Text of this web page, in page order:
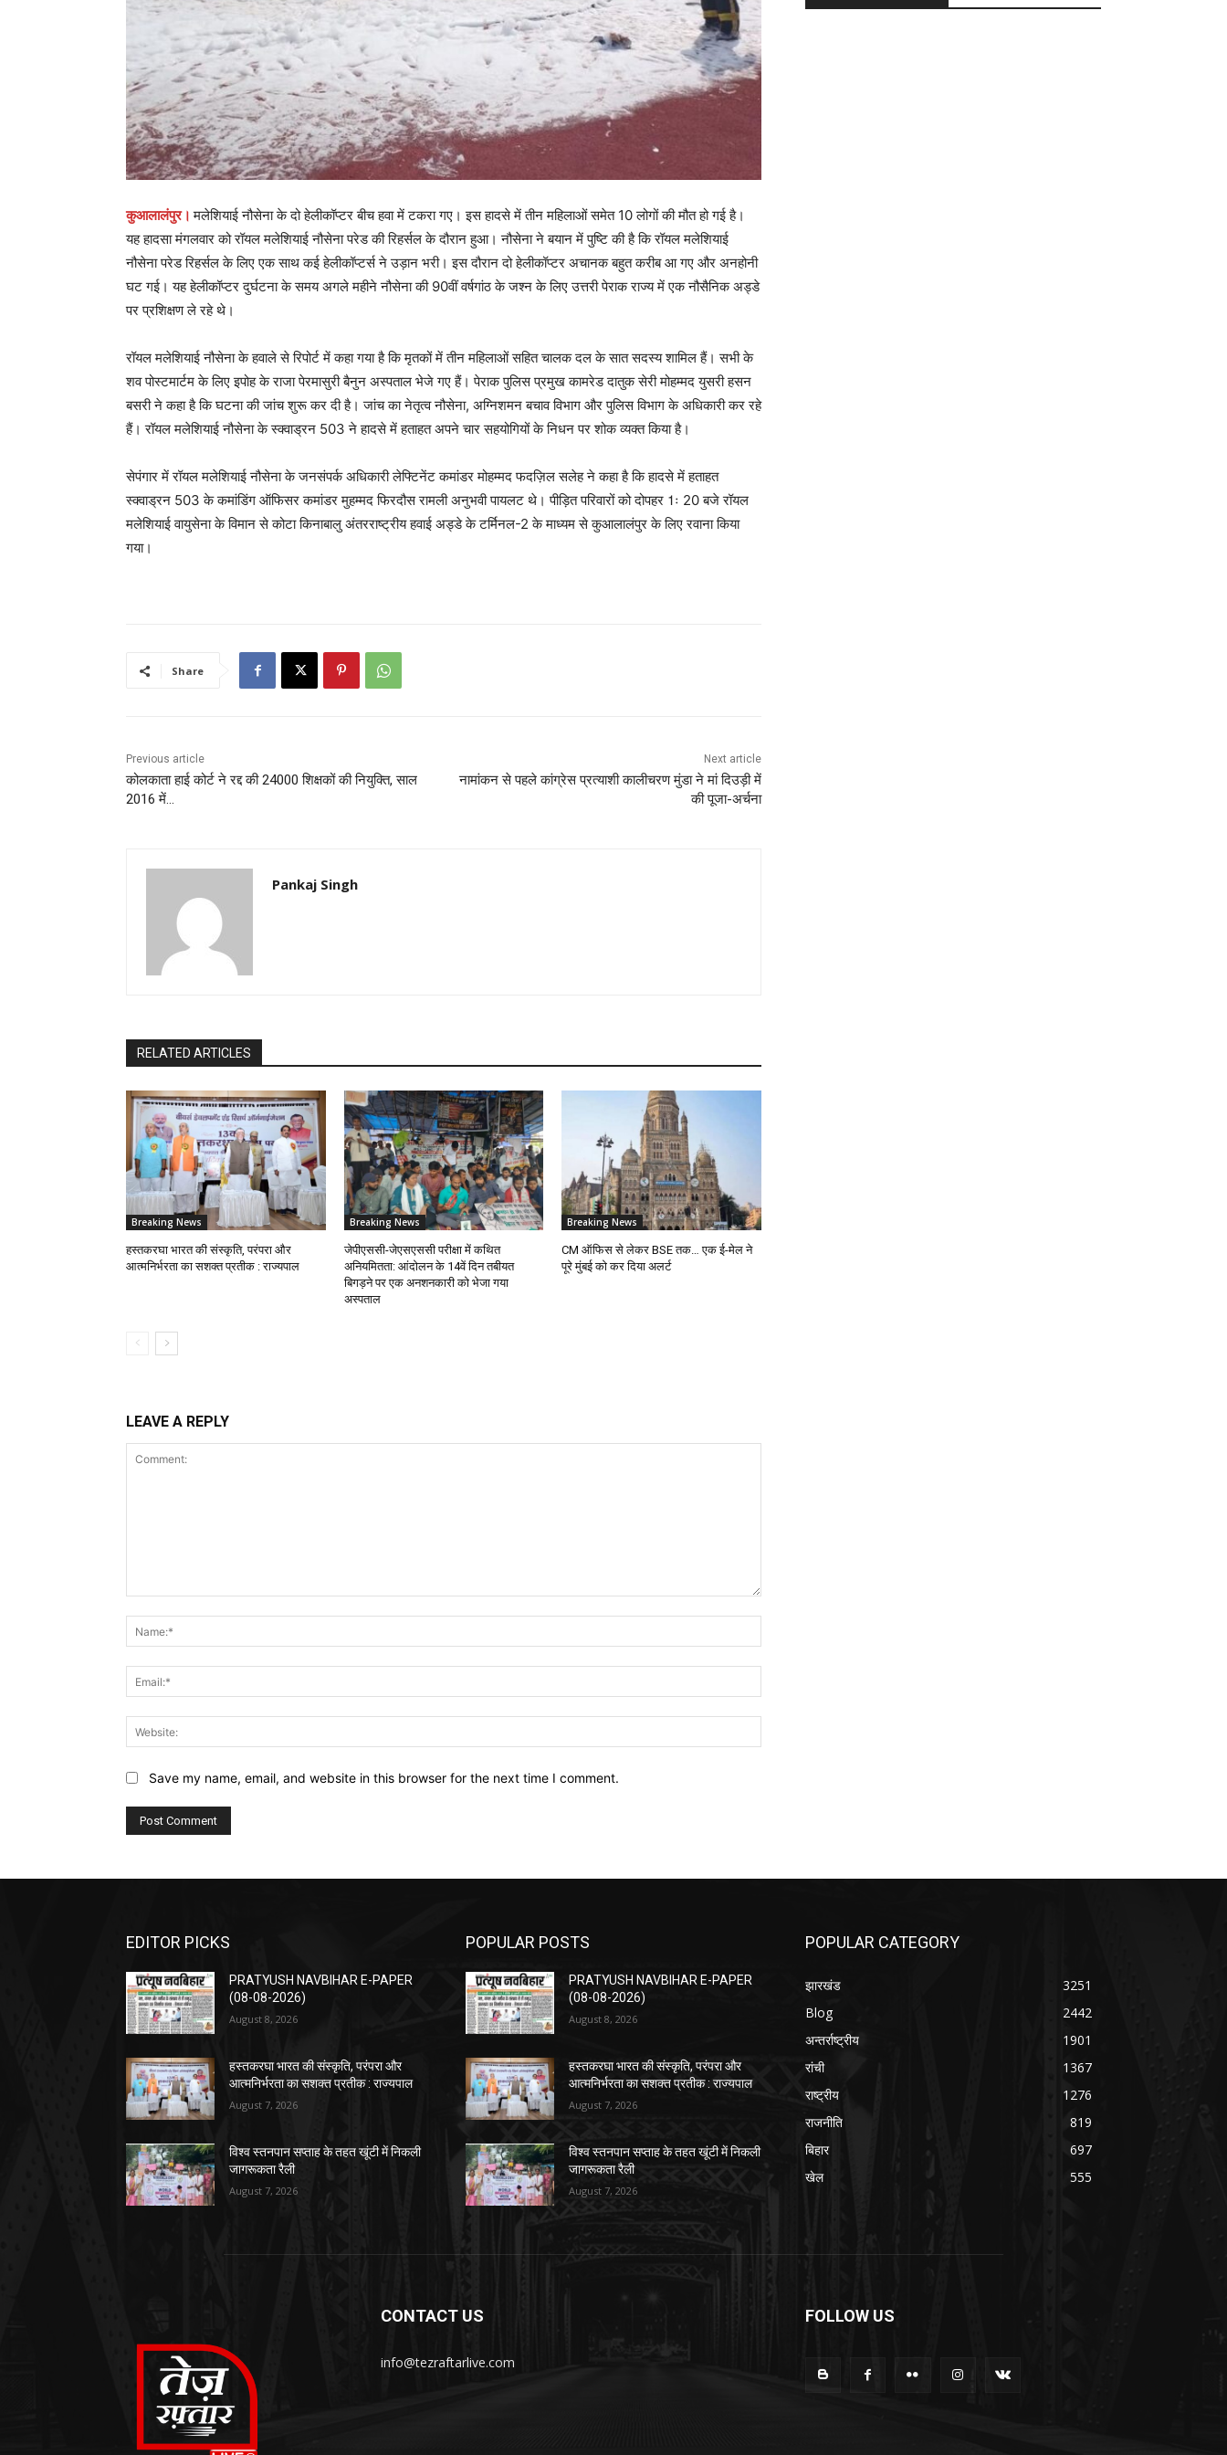
कुआलालंपुर।मलेशियाई नौसेना के दो हेलीकॉप्टर बीच हवा में टकरा गए। इस हादसे में तीन महिलाओं समेत 10 लोगों की मौत हो गई है।
यह हादसा मंगलवार को रॉयल मलेशियाई नौसेना परेड की रिहर्सल के दौरान हुआ। नौसेना ने बयान में पुष्टि की है कि रॉयल मलेशियाई
नौसेना परेड रिहर्सल के लिए एक साथ कई हेलीकॉप्टर्स ने उड़ान भरी। इस दौरान दो हेलीकॉप्टर अचानक बहुत करीब आ गए और अनहोनी
घट गई। यह हेलीकॉप्टर दुर्घटना के समय अगले महीने नौसेना की 90वीं वर्षगांठ के जश्न के लिए उत्तरी पेराक राज्य में एक नौसैनिक अड्डे
पर प्रशिक्षण ले रहे थे।
रॉयल मलेशियाई नौसेना के हवाले से रिपोर्ट में कहा गया है कि मृतकों में तीन महिलाओं सहित चालक दल के सात सदस्य शामिल हैं। सभी के
शव पोस्टमार्टम के लिए इपोह के राजा पेरमासुरी बैनुन अस्पताल भेजे गए हैं। पेराक पुलिस प्रमुख कामरेड दातुक सेरी मोहम्मद युसरी हसन
बसरी ने कहा है कि घटना की जांच शुरू कर दी है। जांच का नेतृत्व नौसेना, अग्निशमन बचाव विभाग और पुलिस विभाग के अधिकारी कर रहे
हैं। रॉयल मलेशियाई नौसेना के स्क्वाड्रन 503 ने हादसे में हताहत अपने चार सहयोगियों के निधन पर शोक व्यक्त किया है।
सेपंगार में रॉयल मलेशियाई नौसेना के जनसंपर्क अधिकारी लेफ्टिनेंट कमांडर मोहम्मद फदज़िल सलेह ने कहा है कि हादसे में हताहत
स्क्वाड्रन 503 के कमांडिंग ऑफिसर कमांडर मुहम्मद फिरदौस रामली अनुभवी पायलट थे। पीड़ित परिवारों को दोपहर 1ः 20 बजे रॉयल
मलेशियाई वायुसेना के विमान से कोटा किनाबालु अंतरराष्ट्रीय हवाई अड्डे के टर्मिनल-2 के माध्यम से कुआलालंपुर के लिए रवाना किया
गया।
Share
Previous article
कोलकाता हाई कोर्ट ने रद्द की 24000 शिक्षकों की नियुक्ति, साल
2016 में…
Next article
नामांकन से पहले कांग्रेस प्रत्याशी कालीचरण मुंडा ने मां दिउड़ी में
की पूजा-अर्चना
Pankaj Singh
RELATED ARTICLES
Breaking News
हस्तकरघा भारत की संस्कृति, परंपरा और
आत्मनिर्भरता का सशक्त प्रतीक : राज्यपाल
Breaking News
जेपीएससी-जेएसएससी परीक्षा में कथित
अनियमितता: आंदोलन के 14वें दिन तबीयत
बिगड़ने पर एक अनशनकारी को भेजा गया
अस्पताल
Breaking News
CM ऑफिस से लेकर BSE तक… एक ई-मेल ने
पूरे मुंबई को कर दिया अलर्ट
LEAVE A REPLY
Save my name, email, and website in this browser for the next time I comment.
EDITOR PICKS
PRATYUSH NAVBIHAR E-PAPER
(08-08-2026)
August 8, 2026
हस्तकरघा भारत की संस्कृति, परंपरा और
आत्मनिर्भरता का सशक्त प्रतीक : राज्यपाल
August 7, 2026
विश्व स्तनपान सप्ताह के तहत खूंटी में निकली
जागरूकता रैली
August 7, 2026
POPULAR POSTS
PRATYUSH NAVBIHAR E-PAPER
(08-08-2026)
August 8, 2026
हस्तकरघा भारत की संस्कृति, परंपरा और
आत्मनिर्भरता का सशक्त प्रतीक : राज्यपाल
August 7, 2026
विश्व स्तनपान सप्ताह के तहत खूंटी में निकली
जागरूकता रैली
August 7, 2026
POPULAR CATEGORY
झारखंड
3251
Blog
2442
अन्तर्राष्ट्रीय
1901
रांची
1367
राष्ट्रीय
1276
राजनीति
819
बिहार
697
खेल
555
CONTACT US
info@tezraftarlive.com
FOLLOW US